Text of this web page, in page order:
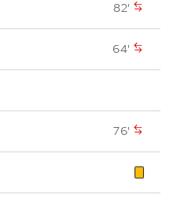
82'
64'
76'